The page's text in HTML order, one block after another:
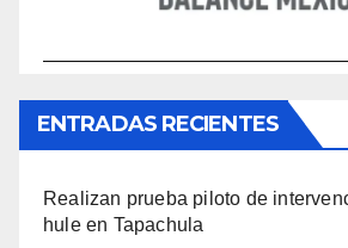
ENTRADAS RECIENTES
Realizan prueba piloto de
hule en Tapachula